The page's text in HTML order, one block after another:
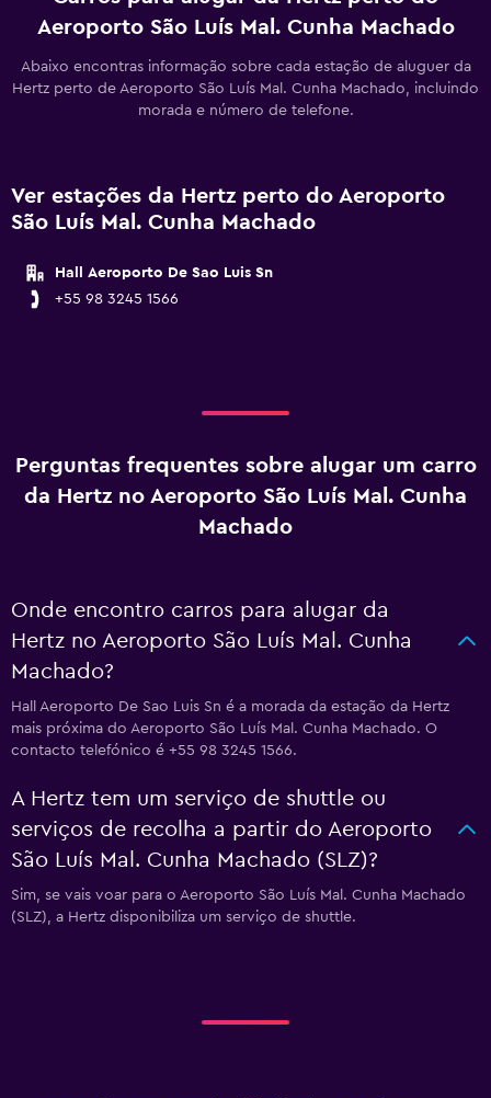
Aeroporto São Luís Mal. Cunha Machado
Abaixo encontras informação sobre cada estação de aluguer da
Hertz perto de Aeroporto São Luís Mal. Cunha Machado, incluindo
morada e número de telefone.
Ver estações da Hertz perto do Aeroporto
São Luís Mal. Cunha Machado
Hall Aeroporto De Sao Luis Sn
+55 98 3245 1566
Perguntas frequentes sobre alugar um carro
da Hertz no Aeroporto São Luís Mal. Cunha
Machado
Onde encontro carros para alugar da
Hertz no Aeroporto São Luís Mal. Cunha
Machado?
Hall Aeroporto De Sao Luis Sn é a morada da estação da Hertz
mais próxima do Aeroporto São Luís Mal. Cunha Machado. O
contacto telefónico é +55 98 3245 1566.
A Hertz tem um serviço de shuttle ou
serviços de recolha a partir do Aeroporto
São Luís Mal. Cunha Machado (SLZ)?
Sim, se vais voar para o Aeroporto São Luís Mal. Cunha Machado
(SLZ), a Hertz disponibiliza um serviço de shuttle.